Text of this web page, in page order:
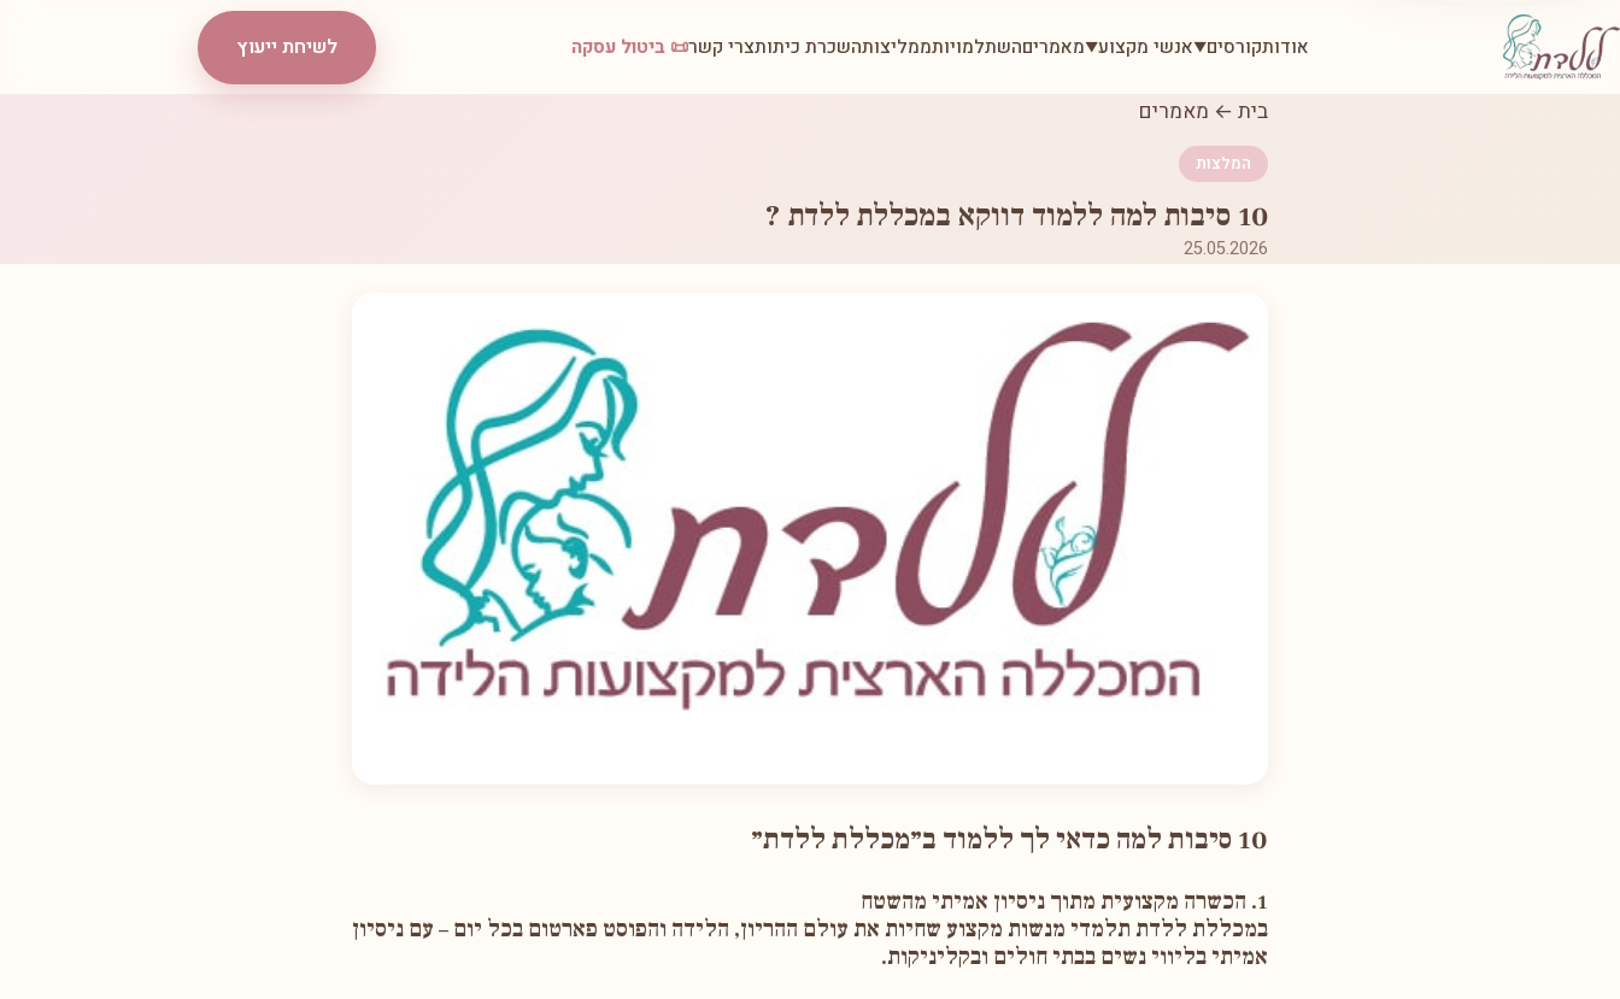
אודותקורסים▼אנשי מקצוע▼מאמריםהשתלמויותממליצותהשכרת כיתותצרי קשר📜 ביטול עסקה לשיחת ייעוץ
בית ← מאמרים
המלצות
10 סיבות למה ללמוד דווקא במכללת ללדת ?
25.05.2026
10 סיבות למה כדאי לך ללמוד ב״מכללת ללדת״
1. הכשרה מקצועית מתוך ניסיון אמיתי מהשטח
במכללת ללדת תלמדי מנשות מקצוע שחיות את עולם ההריון, הלידה והפוסט פארטום בכל יום – עם ניסיון
אמיתי בליווי נשים בבתי חולים ובקליניקות.